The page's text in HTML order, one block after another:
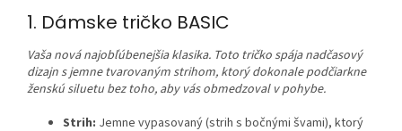
1. Dámske tričko BASIC
Vaša nová najobľúbenejšia klasika. Toto tričko spája nadčasový
dizajn s jemne tvarovaným strihom, ktorý dokonale podčiarkne
ženskú siluetu bez toho, aby vás obmedzoval v pohybe.
Strih: Jemne vypasovaný (strih s bočnými švami), ktorý